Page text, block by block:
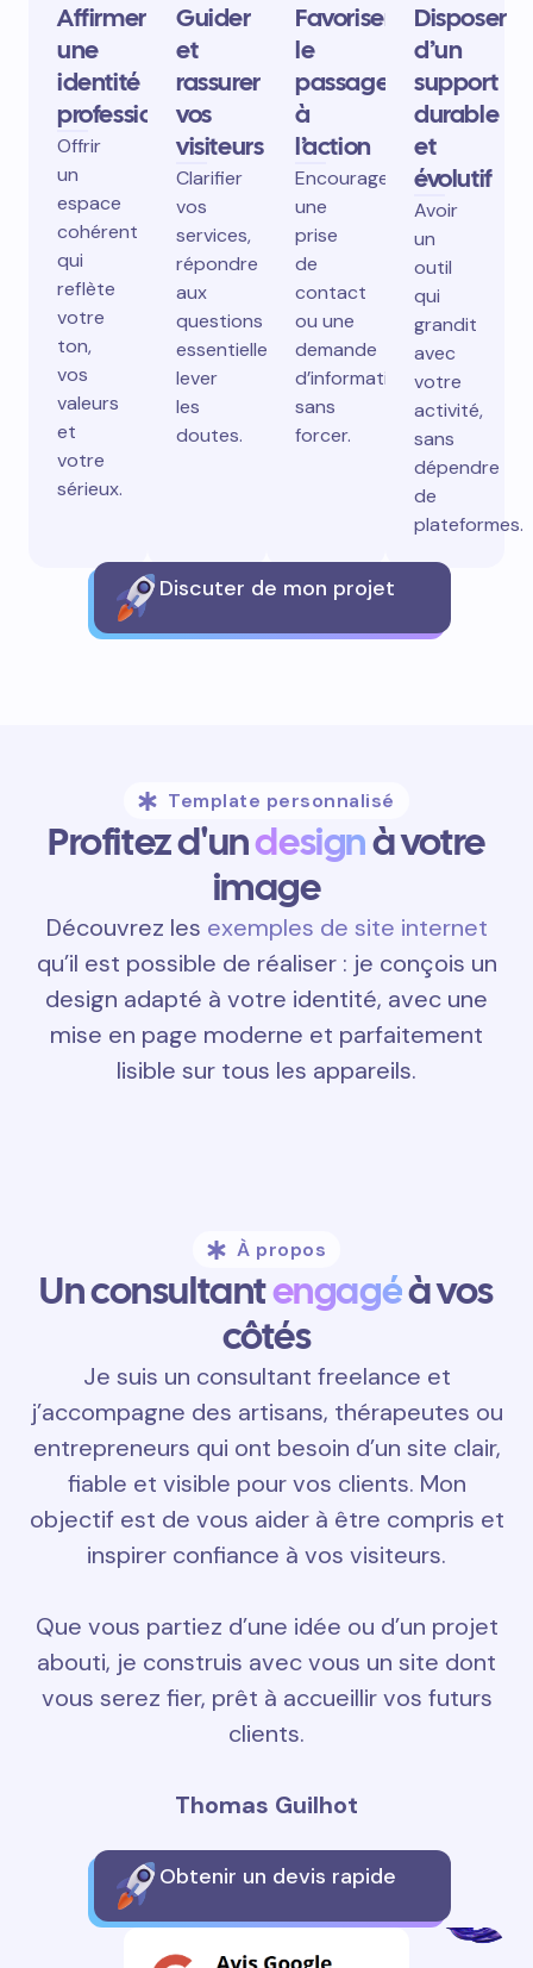
Affirmer
une
identité
professionnelle
Offrir
un
espace
cohérent
qui
reflète
votre
ton,
vos
valeurs
et
votre
sérieux.
Guider
et
rassurer
vos
visiteurs
Clarifier
vos
services,
répondre
aux
questions
essentielles,
lever
les
doutes.
Favoriser
le
passage
à
l’action
Encourager
une
prise
de
contact
ou une
demande
d’information
sans
forcer.
Disposer
d’un
support
durable
et
évolutif
Avoir
un
outil
qui
grandit
avec
votre
activité,
sans
dépendre
de
plateformes.
Discuter de mon projet
Template personnalisé
Profitez d'undesignà votre
image
Découvrez les exemples de site internet
qu’il est possible de réaliser : je conçois un
design adapté à votre identité, avec une
mise en page moderne et parfaitement
lisible sur tous les appareils.
À propos
Un consultantengagéà vos
côtés
Je suis un consultant freelance et
j’accompagne des artisans, thérapeutes ou
entrepreneurs qui ont besoin d’un site clair,
fiable et visible pour vos clients. Mon
objectif est de vous aider à être compris et
inspirer confiance à vos visiteurs.
Que vous partiez d’une idée ou d’un projet
abouti, je construis avec vous un site dont
vous serez fier, prêt à accueillir vos futurs
clients.
Thomas Guilhot
Obtenir un devis rapide